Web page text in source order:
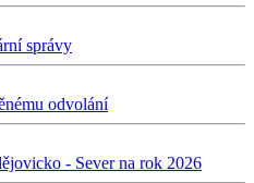
správy
odvolání
- Sever na rok 2026